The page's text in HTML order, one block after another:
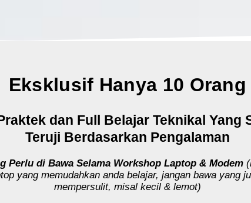
Eksklusif Hanya 10 Orang
dan Full Belajar Teknikal Yang
Teruji Berdasarkan Pengalaman
Perlu di Bawa Selama Workshop Laptop & Modem
yang memudahkan anda belajar, jangan bawa yang
mempersulit, misal kecil & lemot)